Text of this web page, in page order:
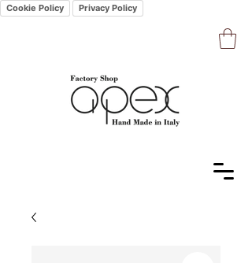
Cookie Policy Privacy Policy